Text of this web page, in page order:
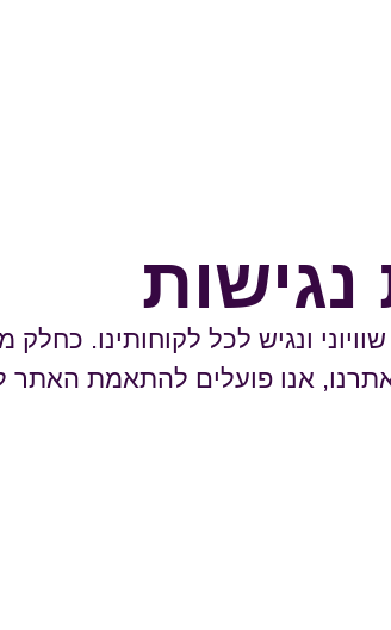
ונגיש לכל לקוחותינו.
אנו פועלים להתאמת האתר